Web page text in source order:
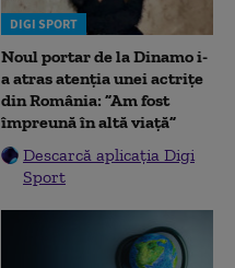
DIGI SPORT
Noul portar de la Dinamo i-
a atras atenția unei actrițe
din România: ”Am fost
împreună în altă viață”
Descarcă aplicația Digi
Sport